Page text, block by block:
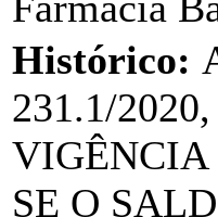
Histórico:
231.1/
VIGÊNCIA
SE O